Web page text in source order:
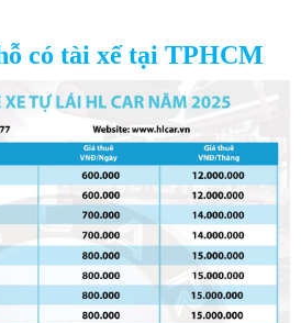
có tài xế tại TPHCM